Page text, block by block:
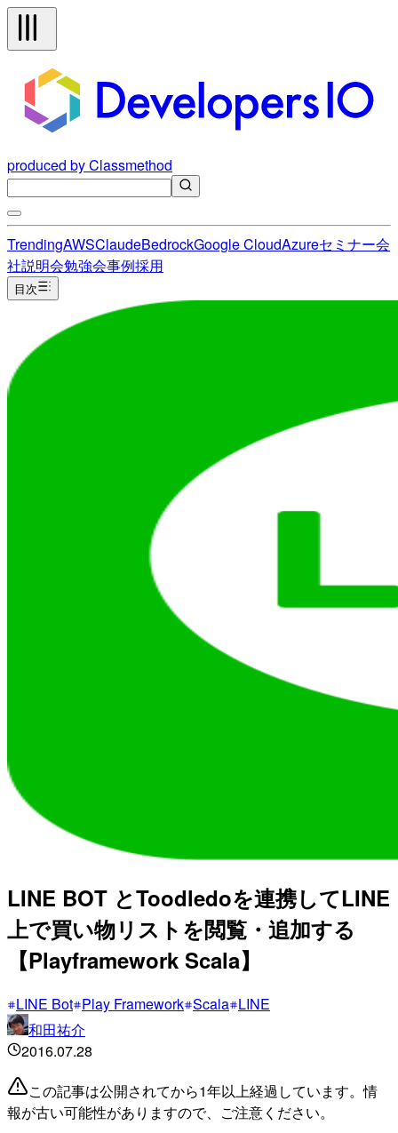
produced by Classmethod
TrendingAWSClaudeBedrockGoogle CloudAzureセミナー会
社説明会勉強会事例採用
目次
LINE BOT とToodledoを連携してLINE
上で買い物リストを閲覧・追加する
【Playframework Scala】
LINE Bot Play Framework Scala LINE
和田祐介
2016.07.28
この記事は公開されてから1年以上経過しています。情
報が古い可能性がありますので、ご注意ください。